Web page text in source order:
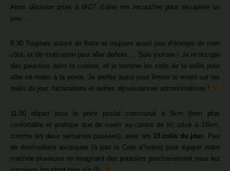
Alors décision prise à 6h27 d’aller me recoucher pour récupérer un
peu….
8:30 Toujours autant de flotte et toujours aussi peu d’énergie de mon
côté, et de motivation pour aller dehors…. Sale journée ! Je m’occupe
des poussins dans la cuisine, et je termine les colis de la veille pour
aller ce matin à la poste. Je profite aussi pour limiter le retard sur les
mails du jour, facturations et autres réjouissances administratives !
11:00 départ pour le point postal communal à 3km (bien plus
confortable et pratique que de courir au centre de tri, situé à 15km,
comme les deux semaines passées), avec les 13 colis du jour . Peu
de destinations exotiques (à part la Cote d’Ivoire) pour égayer notre
matinée pluvieuse en imaginant des poussins prochainement sous les